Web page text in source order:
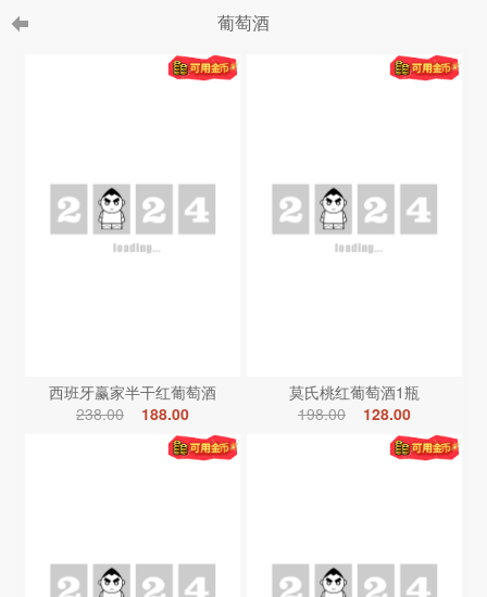
葡萄酒
西班牙赢家半干红葡萄酒
238.00
188.00
莫氏桃红葡萄酒1瓶
198.00
128.00